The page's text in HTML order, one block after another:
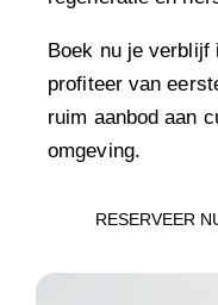
Boek nu je verblijf
profiteer van
ruim aanbod aan
omgeving.
RESERVEER